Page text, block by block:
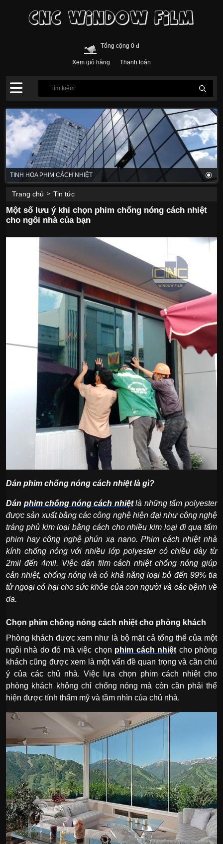
Tổng cộng 0 đ
Xem giỏ hàng Thanh toán
TINH HOA PHIM CÁCH NHIỆT
Trang chủ > Tin tức
Một số lưu ý khi chọn phim chống nóng cách nhiệt
cho ngôi nhà của bạn
Dán phim chống nóng cách nhiệt là gì?
Dán phim chống nóng cách nhiệtlà những tấm polyester
được sản xuất bằng các công nghệ hiện đại như công nghệ
tráng phủ kim loại bằng cách cho nhiều kim loại đi qua tấm
phim hay công nghệ phún xạ nano. Phim cách nhiệt nhà
kính chống nóng với nhiều lớp polyester có chiều dày từ
2mil đến 4mil. Việc dán film cách nhiệt chống nóng giúp
cản nhiệt, chống nóng và có khả năng loại bỏ đến 99% tia
tử ngoại có hại cho sức khỏe của con người và các bệnh về
da.
Chọn phim chống nóng cách nhiệt cho phòng khách
Phòng khách được xem như là bộ mặt cả tổng thể của một
ngôi nhà do đó mà việc chọn phim cách nhiệt cho phòng
khách cũng được xem là một vấn đề quan trọng và cần chú
ý của các chủ nhà. Việc lựa chọn phim cách nhiệt cho
phòng khách không chỉ chống nóng mà còn cần phải thể
hiện được tính thẩm mỹ và tầm nhìn của chủ nhà.